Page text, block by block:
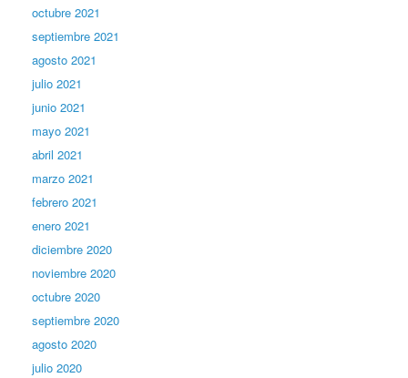
octubre 2021
septiembre 2021
agosto 2021
julio 2021
junio 2021
mayo 2021
abril 2021
marzo 2021
febrero 2021
enero 2021
diciembre 2020
noviembre 2020
octubre 2020
septiembre 2020
agosto 2020
julio 2020